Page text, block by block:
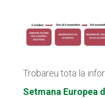
Trobareu tota la
Setmana Europea